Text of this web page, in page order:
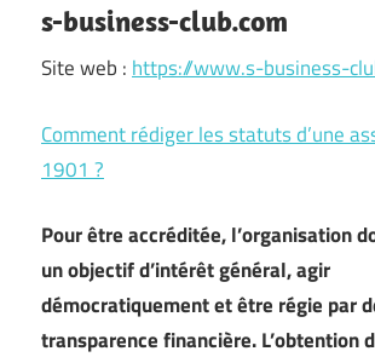
s-business-club.com
Site web : https://www.s-business-
Comment rédiger les statuts d’une
1901 ?
Pour être accréditée, l’organisation
un objectif d’intérêt général, agir
démocratiquement et être régie par
transparence financière. L’obtention